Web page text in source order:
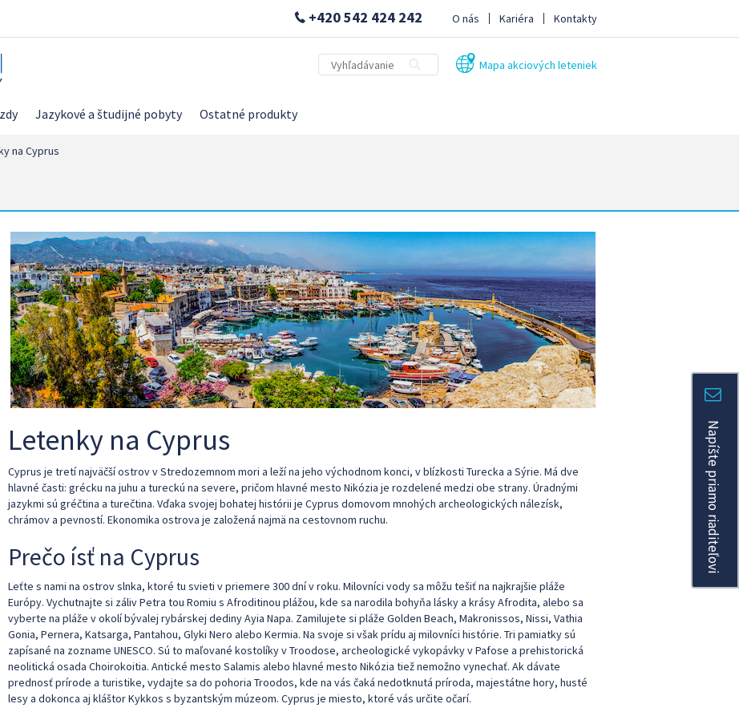
+420 542 424 242 O nás Kariéra Kontakty
Mapa akciových leteniek
Jazykové a študijné pobyty Ostatné produkty
na Cyprus
Letenky na Cyprus
Cyprus je tretí najväčší ostrov v Stredozemnom mori a leží na jeho východnom konci, v blízkosti Turecka a Sýrie. Má dve
hlavné časti: grécku na juhu a tureckú na severe, pričom hlavné mesto Nikózia je rozdelené medzi obe strany. Úradnými
jazykmi sú gréčtina a turečtina. Vďaka svojej bohatej histórii je Cyprus domovom mnohých archeologických nálezísk,
chrámov a pevností. Ekonomika ostrova je založená najmä na cestovnom ruchu.
Prečo ísť na Cyprus
Leťte s nami na ostrov slnka, ktoré tu svieti v priemere 300 dní v roku. Milovníci vody sa môžu tešiť na najkrajšie pláže
Európy. Vychutnajte si záliv Petra tou Romiu s Afroditinou plážou, kde sa narodila bohyňa lásky a krásy Afrodita, alebo sa
vyberte na pláže v okolí bývalej rybárskej dediny Ayia Napa. Zamilujete si pláže Golden Beach, Makronissos, Nissi, Vathia
Gonia, Pernera, Katsarga, Pantahou, Glyki Nero alebo Kermia. Na svoje si však prídu aj milovníci histórie. Tri pamiatky sú
zapísané na zozname UNESCO. Sú to maľované kostolíky v Troodose, archeologické vykopávky v Pafose a prehistorická
neolitická osada Choirokoitia. Antické mesto Salamis alebo hlavné mesto Nikózia tiež nemožno vynechať. Ak dávate
prednosť prírode a turistike, vydajte sa do pohoria Troodos, kde na vás čaká nedotknutá príroda, majestátne hory, husté
lesy a dokonca aj kláštor Kykkos s byzantským múzeom. Cyprus je miesto, ktoré vás určite očarí.
Napíšte priamo riaditeľovi